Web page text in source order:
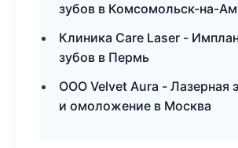
зубов в Комсомольск-на-
Клиника Care Laser -
зубов в Пермь
ООО Velvet Aura - Лазерная
и омоложение в Москва